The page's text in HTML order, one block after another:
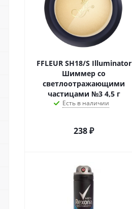
FFLEUR SH18/S Illuminator
Шиммер со
светлоотражающими
частицами №3 4,5 г
Есть в наличии
238₽